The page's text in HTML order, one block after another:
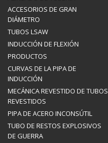
ACCESORIOS DE GRAN
DIÁMETRO
TUBOS LSAW
INDUCCIÓN DE FLEXIÓN
PRODUCTOS
CURVAS DE LA PIPA DE
INDUCCIÓN
MECÁNICA REVESTIDO DE TUBOS
REVESTIDOS
PIPA DE ACERO INCONSÚTIL
TUBO DE RESTOS EXPLOSIVOS
DE GUERRA